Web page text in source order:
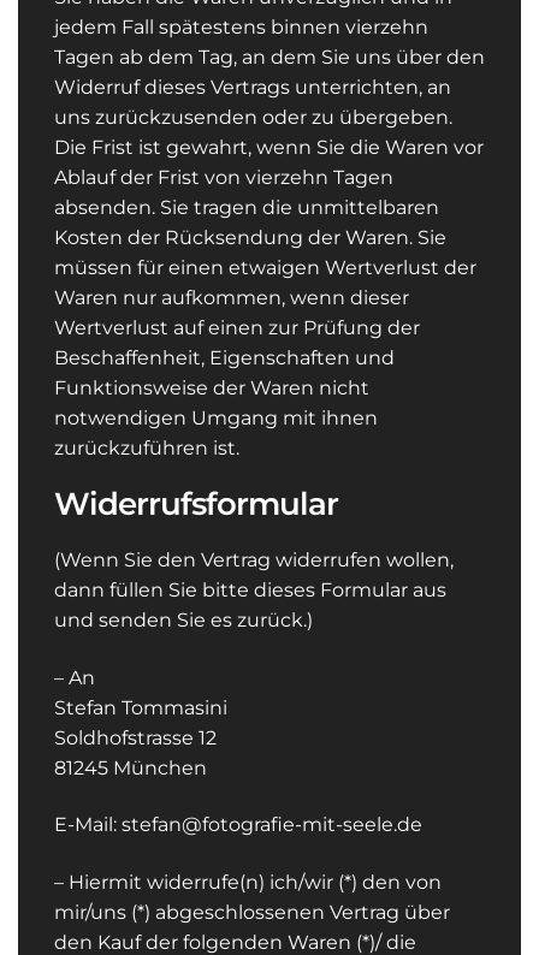
jedem Fall spätestens binnen vierzehn
Tagen ab dem Tag, an dem Sie uns über den
Widerruf dieses Vertrags unterrichten, an
uns zurückzusenden oder zu übergeben.
Die Frist ist gewahrt, wenn Sie die Waren vor
Ablauf der Frist von vierzehn Tagen
absenden. Sie tragen die unmittelbaren
Kosten der Rücksendung der Waren. Sie
müssen für einen etwaigen Wertverlust der
Waren nur aufkommen, wenn dieser
Wertverlust auf einen zur Prüfung der
Beschaffenheit, Eigenschaften und
Funktionsweise der Waren nicht
notwendigen Umgang mit ihnen
zurückzuführen ist.
Widerrufsformular
(Wenn Sie den Vertrag widerrufen wollen,
dann füllen Sie bitte dieses Formular aus
und senden Sie es zurück.)
– An
Stefan Tommasini
Soldhofstrasse 12
81245 München
E-Mail: stefan@fotografie-mit-seele.de
– Hiermit widerrufe(n) ich/wir (*) den von
mir/uns (*) abgeschlossenen Vertrag über
den Kauf der folgenden Waren (*)/ die